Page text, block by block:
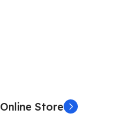
Online Store